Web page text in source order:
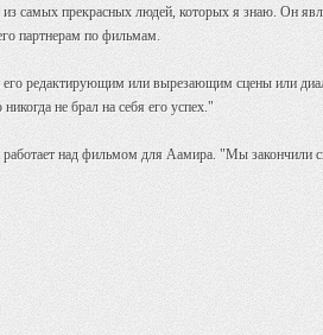
самых прекрасных людей, которых я знаю. Он
партнерам по фильмам.
его редактирующим или вырезающим сцены или
не брал на себя его успех."
над фильмом для Аамира. "Мы закончили